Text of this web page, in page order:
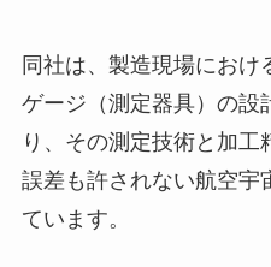
同社は、製造現場におけ
ゲージ（測定器具）の設
り、その測定技術と加
誤差も許されない航空宇
ています。